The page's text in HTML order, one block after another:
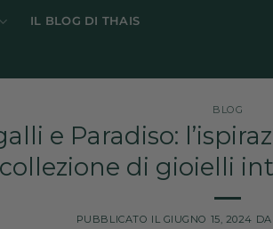
IL BLOG DI THAIS
BLOG
e Paradiso:
di gioielli
PUBBLICATO IL GIUGNO 15, 2024